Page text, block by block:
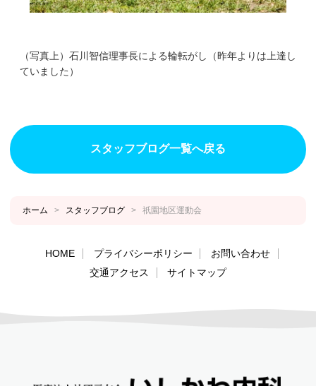
（写真上）石川智信理事長による輪転がし（昨年よりは上達し
ていました）
スタッフブログ一覧へ戻る
ホーム > スタッフブログ > 祇園地区運動会
HOME プライバシーポリシー
お問い合わせ
交通アクセス
サイトマップ